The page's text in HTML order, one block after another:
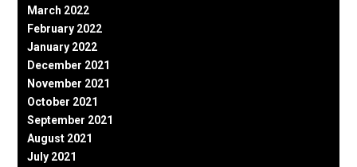
March 2022
February 2022
January 2022
December 2021
November 2021
October 2021
September 2021
August 2021
July 2021